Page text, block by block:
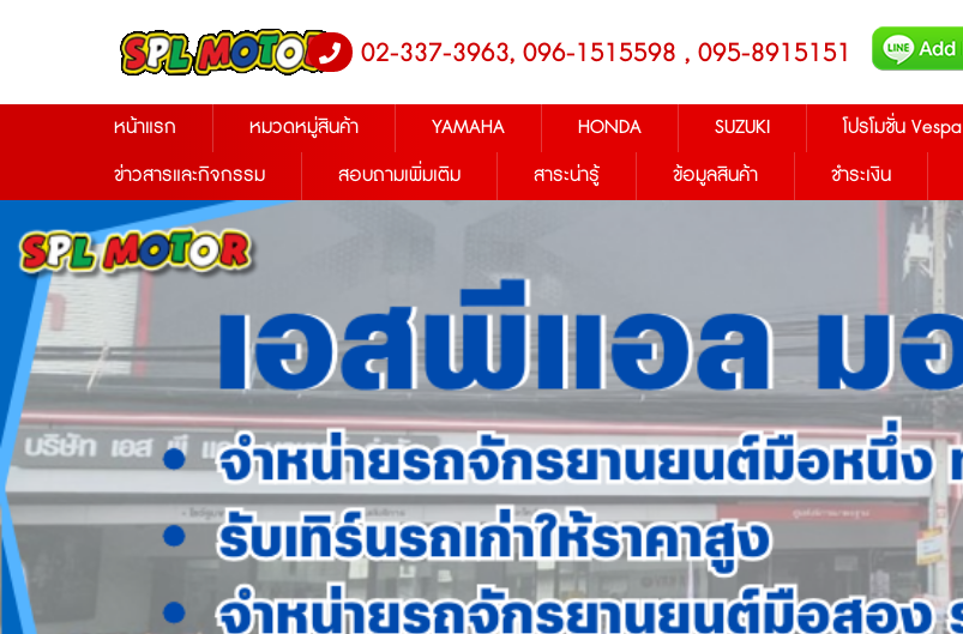
02-337-3963, 096-1515598 , 095-8915151
หน้าแรก หมวดหมู่สินค้า YAMAHA HONDA SUZUKI โปรโมชั่น Vespa
ข่าวสารและกิจกรรม
สอบถามเพิ่มเติม สาระน่ารู้ ข้อมูลสินค้า ชำระเงิน